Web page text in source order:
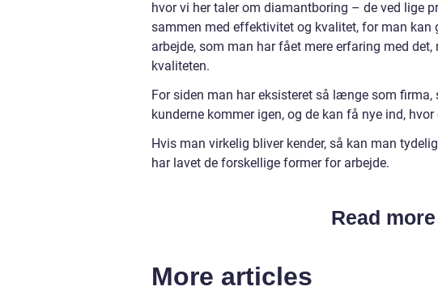
hvor vi her taler om diamantboring – de ved lige
sammen med effektivitet og kvalitet, for man
arbejde, som man har fået mere erfaring med
kvaliteten.
For siden man har eksisteret så længe som
kunderne kommer igen, og de kan få nye ind,
Hvis man virkelig bliver kender, så kan man
har lavet de forskellige former for arbejde.
Read
More articles